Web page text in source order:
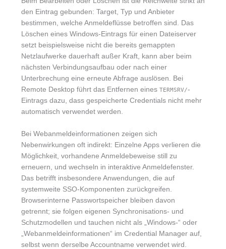
den Eintrag gebunden: Target, Typ und Anbieter
bestimmen, welche Anmeldeflüsse betroffen sind. Das
Löschen eines Windows-Eintrags für einen Dateiserver
setzt beispielsweise nicht die bereits gemappten
Netzlaufwerke dauerhaft außer Kraft, kann aber beim
nächsten Verbindungsaufbau oder nach einer
Unterbrechung eine erneute Abfrage auslösen. Bei
Remote Desktop führt das Entfernen eines TERMSRV/-
Eintrags dazu, dass gespeicherte Credentials nicht mehr
automatisch verwendet werden.
Bei Webanmeldeinformationen zeigen sich
Nebenwirkungen oft indirekt: Einzelne Apps verlieren die
Möglichkeit, vorhandene Anmeldebeweise still zu
erneuern, und wechseln in interaktive Anmeldefenster.
Das betrifft insbesondere Anwendungen, die auf
systemweite SSO-Komponenten zurückgreifen.
Browserinterne Passwortspeicher bleiben davon
getrennt; sie folgen eigenen Synchronisations- und
Schutzmodellen und tauchen nicht als „Windows-“ oder
„Webanmeldeinformationen“ im Credential Manager auf,
selbst wenn derselbe Accountname verwendet wird.